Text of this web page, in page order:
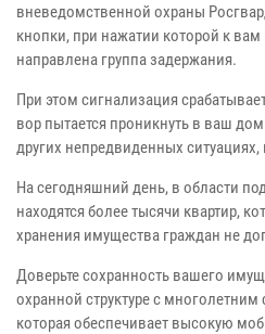
вневедомственной охраны
кнопки, при нажатии которой к
направлена группа задержания.
При этом сигнализация
вор пытается проникнуть в ваш
других непредвиденных
На сегодняшний день, в области
находятся более тысячи квартир,
хранения имущества граждан не
Доверьте сохранность вашего
охранной структуре с
которая обеспечивает высокую